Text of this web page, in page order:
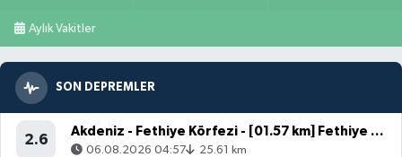
Aylık Vakitler
SON DEPREMLER
2.6
Akdeniz - Fethiye Körfezi - [01.57 km] Fethiye (Muğla)
06.08.2026 04:57 25.61 km